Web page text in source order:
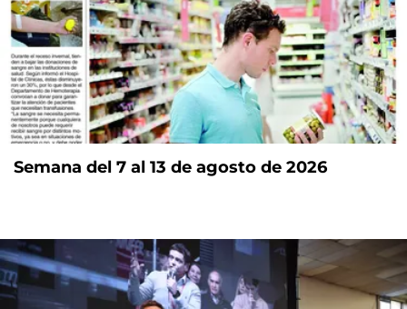
Semana del 7 al 13 de agosto de 2026